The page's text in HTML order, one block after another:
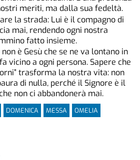
meriti, ma dalla sua fedeltà.
la strada: Lui è il compagno di
mai, rendendo ogni nostra
fatto insieme.
non è Gesù che se ne va lontano in
vicino a ogni persona. Sapere che
trasforma la nostra vita: non
di nulla, perché il Signore è il
non ci abbandonerà mai.
DOMENICA MESSA
OMELIA